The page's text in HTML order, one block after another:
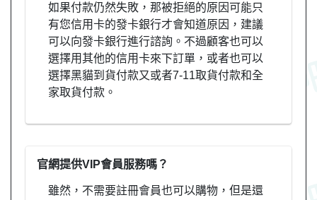
如果付款仍然失敗，那被拒絕的原因可能只
有您信用卡的發卡銀行才會知道原因，建議
可以向發卡銀行進行諮詢。不過顧客也可以
選擇用其他的信用卡來下訂單，或者也可以
選擇黑貓到貨付款又或者7-11取貨付款和全
家取貨付款。
官網提供VIP會員服務嗎？
雖然，不需要註冊會員也可以購物，但是還